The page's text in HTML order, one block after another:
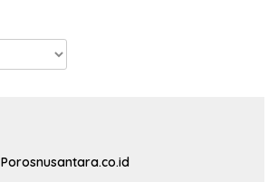
Porosnusantara.co.id